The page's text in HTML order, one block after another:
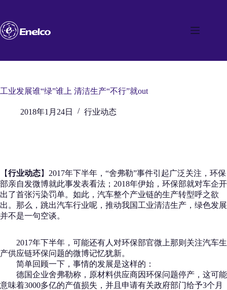
内
容
工业发展谁“绿”谁上 清洁生产“不行”就out
2018年1月24日 行业动态
【行业动态】2017年下半年，“舍弗勒”事件引起广泛关注，环保
部亲自发微博就此事发表看法；2018年伊始，环保部就对车企开
出了首张污染罚单。如此，汽车整个产业链的生产转型呼之欲
出。那么，跳出汽车行业呢，推动我国工业清洁生产，绿色发展
并不是一句空谈。
2017年下半年，可能还有人对环保部官微上那则关注汽车生
产供应链环保问题的微博记忆犹新。
简单回顾一下，事情的发展是这样的：
德国企业舍弗勒称，原材料供应商因环保问题停产，这可能
意味着3000多亿的产值损失，并且申请有关政府部门给予3个月